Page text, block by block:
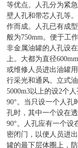
等优点。人孔分为紧
壁人孔和带芯人孔等
作而成。人孔已有成
般为750mm。便于工
非金属油罐的人孔设
上。大都为直径
或维修人员进出油罐
行采光和通风。立式
5000m3以上的设2个
90°。当只设一个人孔
孔时，其中一个设在
90°。人孔应有一个设
密闭门，以便人员进
罐的最下层体圈上，